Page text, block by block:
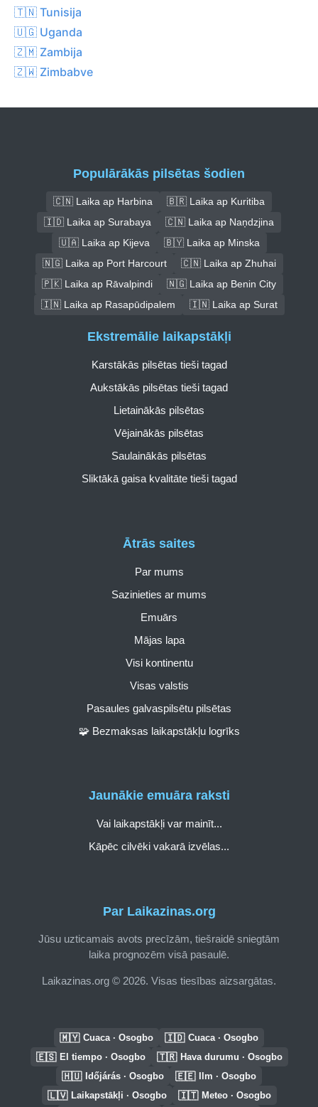
🇹🇳 Tunisija
🇺🇬 Uganda
🇿🇲 Zambija
🇿🇼 Zimbabve
Populārākās pilsētas šodien
🇨🇳 Laika ap Harbina
🇧🇷 Laika ap Kuritiba
🇮🇩 Laika ap Surabaya
🇨🇳 Laika ap Naņdzjina
🇺🇦 Laika ap Kijeva
🇧🇾 Laika ap Minska
🇳🇬 Laika ap Port Harcourt
🇨🇳 Laika ap Zhuhai
🇵🇰 Laika ap Rāvalpindi
🇳🇬 Laika ap Benin City
🇮🇳 Laika ap Rasapūdipalem
🇮🇳 Laika ap Surat
Par Laikazinas.org
Jūsu uzticamais avots precīzām, tiešraidē sniegtām
laika prognozēm visā pasaulē.
Laikazinas.org © 2026. Visas tiesības aizsargātas.
Ātrās saites
Par mums
Sazinieties ar mums
Emuārs
Mājas lapa
Visi kontinentu
Visas valstis
Pasaules galvaspilsētu pilsētas
🧩 Bezmaksas laikapstākļu logrīks
Ekstremālie laikapstākļi
Karstākās pilsētas tieši tagad
Aukstākās pilsētas tieši tagad
Lietainākās pilsētas
Vējainākās pilsētas
Saulainākās pilsētas
Sliktākā gaisa kvalitāte tieši tagad
Jaunākie emuāra raksti
Vai laikapstākļi var mainīt...
Kāpēc cilvēki vakarā izvēlas...
🇲🇾 Cuaca · Osogbo 🇮🇩 Cuaca · Osogbo
🇪🇸 El tiempo · Osogbo 🇹🇷 Hava durumu · Osogbo
🇭🇺 Időjárás · Osogbo 🇪🇪 Ilm · Osogbo
🇱🇻 Laikapstākļi · Osogbo 🇮🇹 Meteo · Osogbo